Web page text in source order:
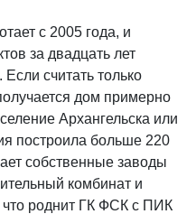
с 2005 года, и
за двадцать лет
считать только
дом примерно
Архангельска или
построила больше 220
собственные заводы
комбинат и
что роднит ГК ФСК с ПИК